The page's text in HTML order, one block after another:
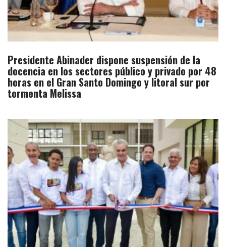
Presidente Abinader dispone suspensión de la
docencia en los sectores público y privado por 48
horas en el Gran Santo Domingo y litoral sur por
tormenta Melissa